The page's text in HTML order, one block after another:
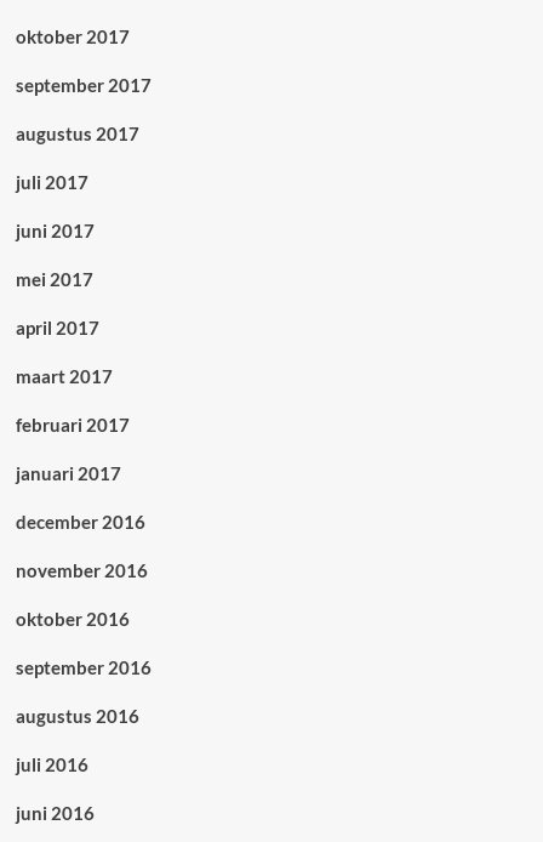
oktober 2017
september 2017
augustus 2017
juli 2017
juni 2017
mei 2017
april 2017
maart 2017
februari 2017
januari 2017
december 2016
november 2016
oktober 2016
september 2016
augustus 2016
juli 2016
juni 2016